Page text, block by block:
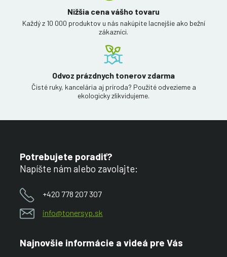
Nižšia cena vášho tovaru
Každý z 10 000 produktov u nás nakúpite lacnejšie ako bežní
zákazníci.
Odvoz prázdnych tonerov zdarma
Čisté ruky, kancelária aj príroda? Použité odvezieme a
ekologicky zlikvidujeme.
Potrebujete poradiť?
Napíšte nám alebo zavolajte:
+420 778 207 307
info@tonersyp.sk
Najnovšie informácie a videá pre Vás